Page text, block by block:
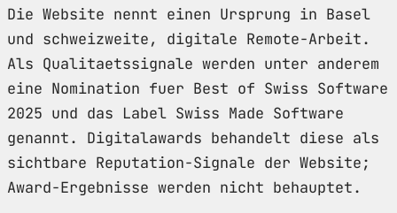
Die Website nennt einen Ursprung in Basel
und schweizweite, digitale Remote-Arbeit.
Als Qualitaetssignale werden unter anderem
eine Nomination fuer Best of Swiss Software
2025 und das Label Swiss Made Software
genannt. Digitalawards behandelt diese als
sichtbare Reputation-Signale der Website;
Award-Ergebnisse werden nicht behauptet.